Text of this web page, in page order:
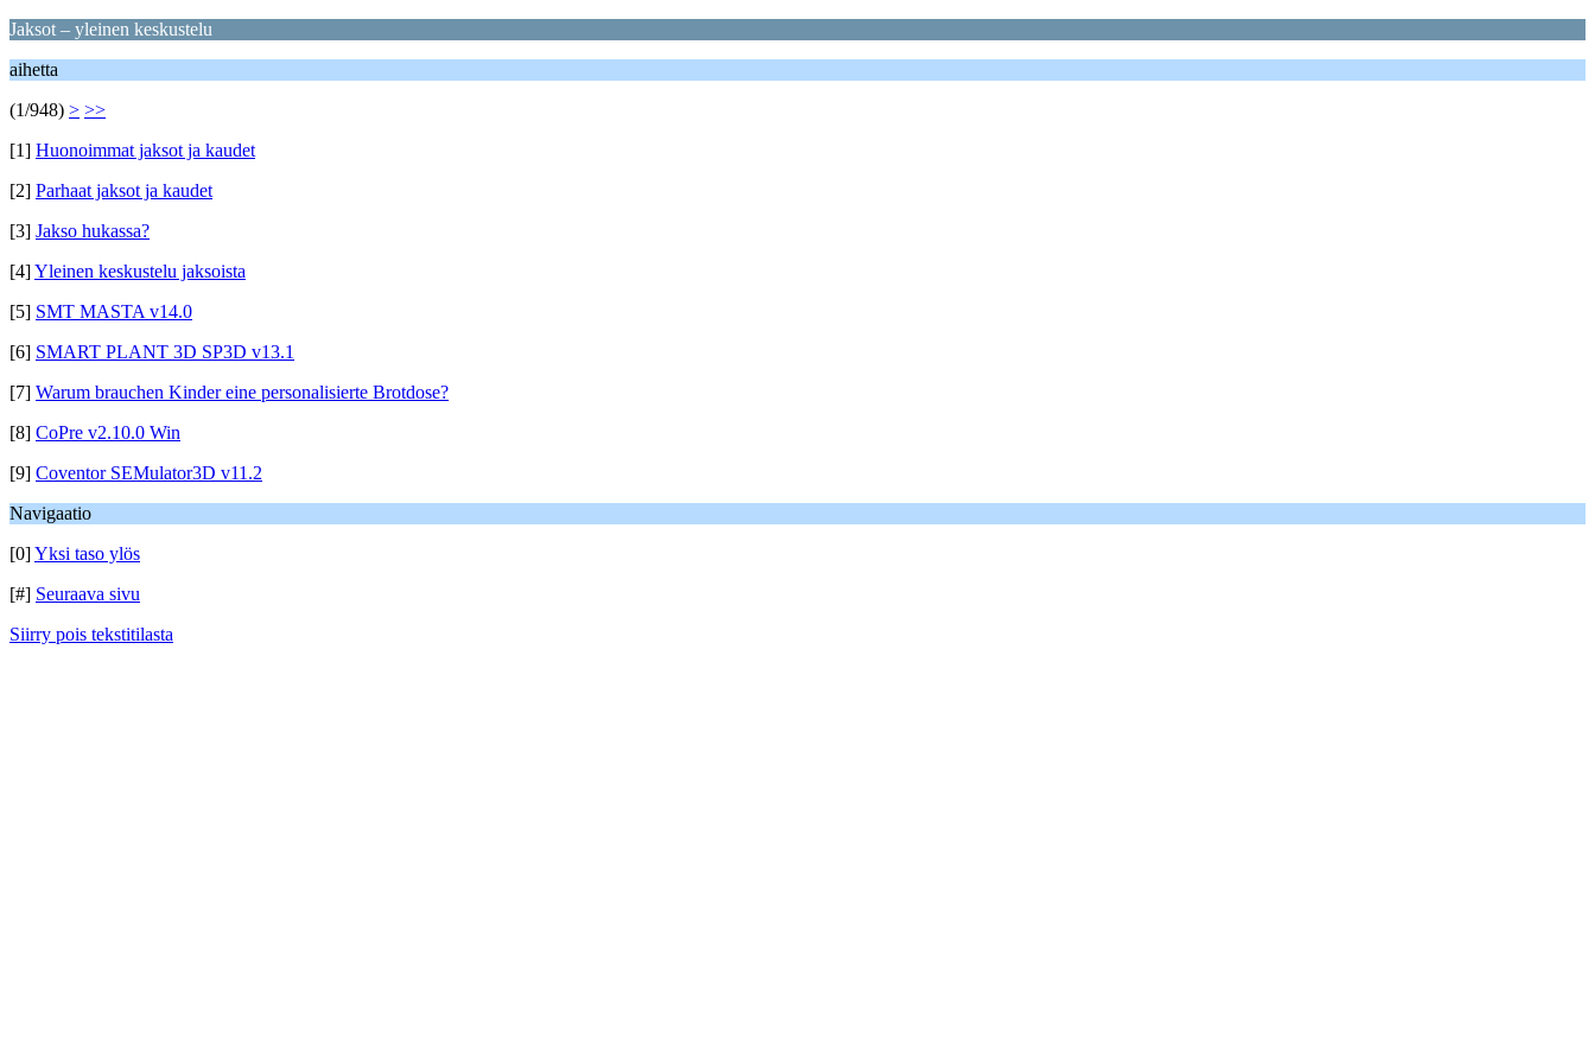
Jaksot – yleinen keskustelu
aihetta
(1/948) > >>
[1] Huonoimmat jaksot ja kaudet
[2] Parhaat jaksot ja kaudet
[3] Jakso hukassa?
[4]Yleinen keskustelu jaksoista
[5] SMT MASTA v14.0
[6] SMART PLANT 3D SP3D v13.1
[7] Warum brauchen Kinder eine personalisierte Brotdose?
[8] CoPre v2.10.0 Win
[9] Coventor SEMulator3D v11.2
Navigaatio
[0]Yksi taso ylös
[#] Seuraava sivu
Siirry pois tekstitilasta